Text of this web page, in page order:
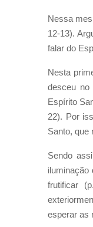
Nessa
12-13).
falar do
Nesta
desceu no
Espírito
22). Por
Santo, que
Sendo
iluminação
frutificar
esperar as